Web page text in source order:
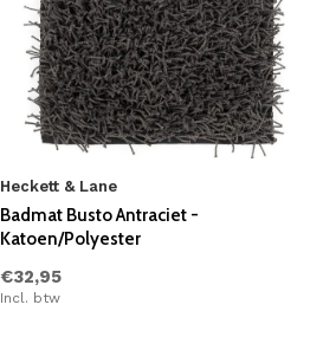
Heckett & Lane
Badmat Busto Antraciet -
Katoen/Polyester
€32,95
Incl. btw